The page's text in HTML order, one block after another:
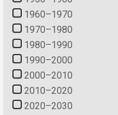
1960–1970
1970–1980
1980–1990
1990–2000
2000–2010
2010–2020
2020–2030